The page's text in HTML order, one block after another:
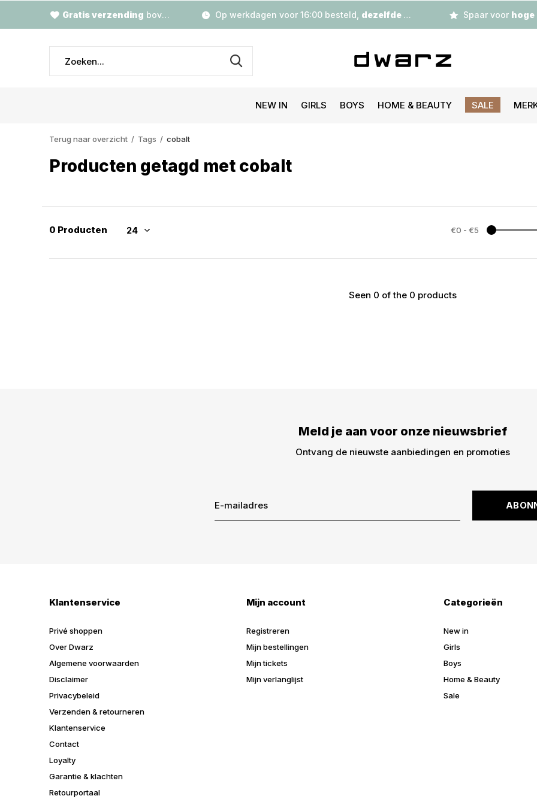
Meld je aan voor
dingen -> nieuwe
NEW IN GIRLS BOYS HOME & BEAUTY SALE
Gratis verzending boven €79,- Op werkdagen voor 16:00 besteld, dezelfde dag verzondenSpaar voor hoge korting
Terug naar overzicht Tags cobalt
Producten getagd met cobalt
0 Producten €0 - €5
Seen 0 of the 0 products
Meld je aan voor onze nieuwsbrief
Ontvang de nieuwste aanbiedingen en promoties
Klantenservice
Privé shoppen
Over Dwarz
Algemene voorwaarden
Disclaimer
Privacybeleid
Verzenden & retourneren
Klantenservice
Contact
Loyalty
Garantie & klachten
Retourportaal
Mijn account
Registreren
Mijn bestellingen
Mijn tickets
Mijn verlanglijst
Categorieën
New in
Girls
Boys
Home & Beauty
Sale